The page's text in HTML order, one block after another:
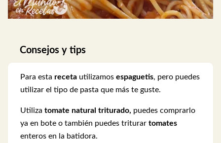
Consejos y tips
Para esta receta utilizamos espaguetis, pero puedes
utilizar el tipo de pasta que más te guste.
Utiliza tomate natural triturado, puedes comprarlo
ya en bote o también puedes triturar tomates
enteros en la batidora.